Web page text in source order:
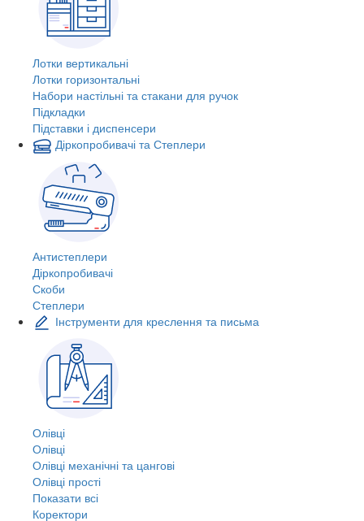
Лотки вертикальні
Лотки горизонтальні
Набори настільні та стакани для ручок
Підкладки
Підставки і диспенсери
Діркопробивачі та Степлери
Антистеплери
Діркопробивачі
Скоби
Степлери
Інструменти для креслення та письма
Олівці
Олівці
Олівці механічні та цангові
Олівці прості
Показати всі
Коректори